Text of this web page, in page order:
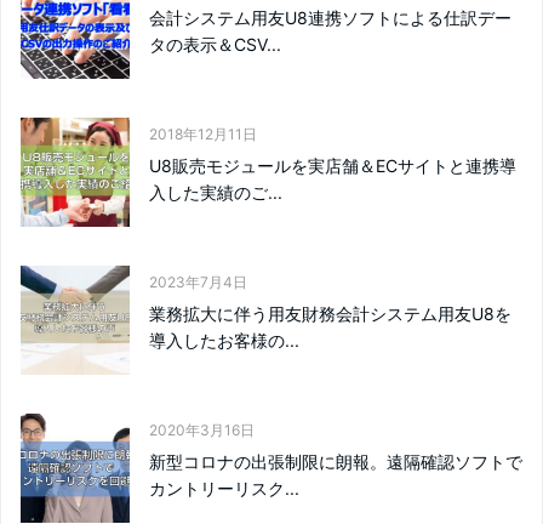
会計システム用友U8連携ソフトによる仕訳デー
タの表示＆CSV...
2018年12月11日
U8販売モジュールを実店舗＆ECサイトと連携導
入した実績のご...
2023年7月4日
業務拡大に伴う用友財務会計システム用友U8を
導入したお客様の...
2020年3月16日
新型コロナの出張制限に朗報。遠隔確認ソフトで
カントリーリスク...